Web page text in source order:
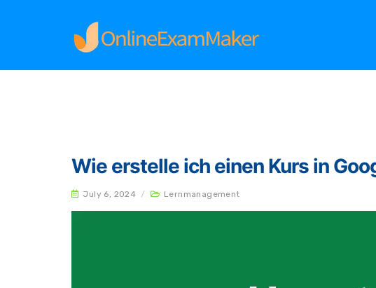
Home
Wie erstelle ich einen Kurs in
July 6, 2024 / Lernmanagement